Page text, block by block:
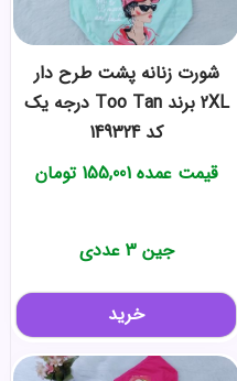
شورت زنانه پشت طرح دار
2XL برند Too Tan درجه یک
کد 149324
قیمت عمده 155,001 تومان
جین 3 عددی
خرید